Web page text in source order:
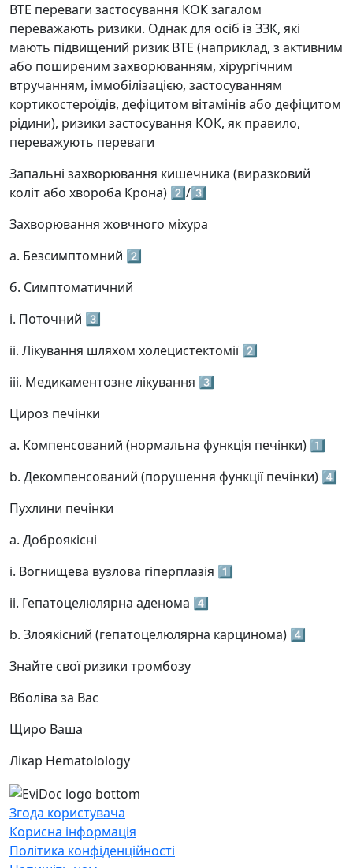
ВТЕ переваги застосування КОК загалом
переважають ризики. Однак для осіб із ЗЗК, які
мають підвищений ризик ВТЕ (наприклад, з активним
або поширеним захворюванням, хірургічним
втручанням, іммобілізацією, застосуванням
кортикостероїдів, дефіцитом вітамінів або дефіцитом
рідини), ризики застосування КОК, як правило,
переважують переваги
Запальні захворювання кишечника (виразковий
коліт або хвороба Крона) 2️⃣/3️⃣
Захворювання жовчного міхура
а. Безсимптомний 2️⃣
б. Симптоматичний
і. Поточний 3️⃣
ii. Лікування шляхом холецистектомії 2️⃣
iii. Медикаментозне лікування 3️⃣
Цироз печінки
а. Компенсований (нормальна функція печінки) 1️⃣
b. Декомпенсований (порушення функції печінки) 4️⃣
Пухлини печінки
а. Доброякісні
і. Вогнищева вузлова гіперплазія 1️⃣
іі. Гепатоцелюлярна аденома 4️⃣
b. Злоякісний (гепатоцелюлярна карцинома) 4️⃣
Знайте свої ризики тромбозу
Вболіва за Вас
Щиро Ваша
Лікар Hematolology
Згода користувача
Корисна інформація
Політика конфіденційності